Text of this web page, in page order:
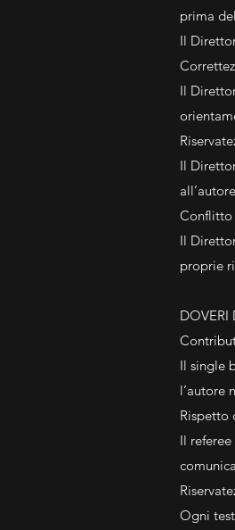
prima
Il
Il
Il
Conflitto
Il
proprie
DOVERI
Il single
l’autore
Rispetto
Il
Ogni